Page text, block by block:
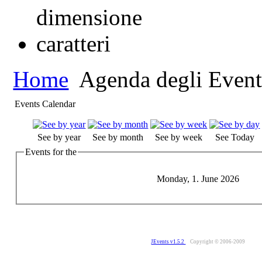
Home Agenda degli
Events Calendar
See by year See by month See by week
See Today
Events for the
Monday, 1. June 2026
JEvents v1.5.2 Copyright © 2006-2009